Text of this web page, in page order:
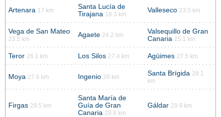
Artenara 17 km
Santa Lucía de
Tirajana 18.3 km
Valleseco 23.5 km
Vega de San Mateo
23.5 km
Agaete 24.2 km
Valsequillo de Gran
Canaria 25.1 km
Teror 26.1 km Los Silos 27.4 km Agüimes 27.5 km
Moya 27.6 km Ingenio 28 km Santa Brígida 28.1
km
Firgas 29.5 km
Santa María de
Guía de Gran
Canaria 29.8 km
Gáldar 29.9 km